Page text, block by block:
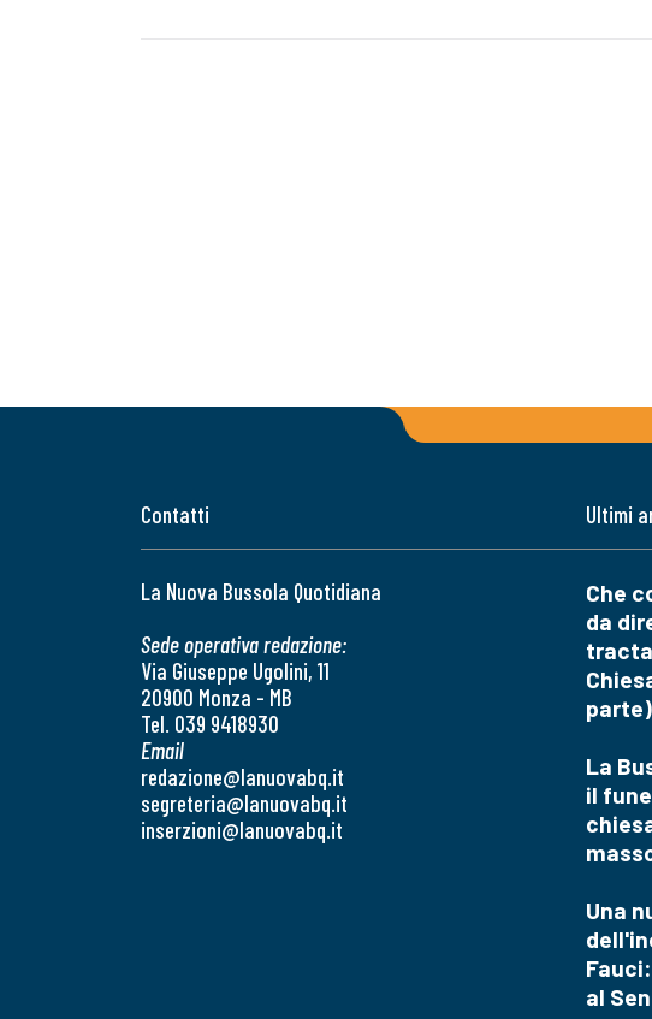
Contatti
La Nuova Bussola Quotidiana
Sede operativa redazione:
Via Giuseppe Ugolini, 11
20900 Monza - MB
Tel. 039 9418930
Email
redazione@lanuovabq.it
segreteria@lanuovabq.it
inserzioni@lanuovabq.it
Ultimi
Che
da
parte)
La
il
Una
al